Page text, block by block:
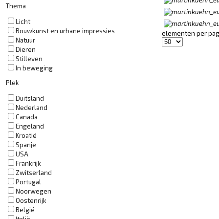
Thema
Licht
Bouwkunst en urbane impressies
Natuur
Dieren
Stilleven
In beweging
Plek
Duitsland
Nederland
Canada
Engeland
Kroatië
Spanje
USA
Frankrijk
Zwitserland
Portugal
Noorwegen
Oostenrijk
België
elementen per